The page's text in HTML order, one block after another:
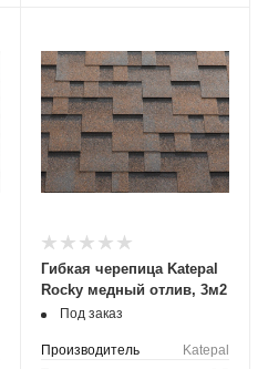
Гибкая черепица Katepal
Rocky медный отлив, 3м2
Под заказ
Производитель
Katepal